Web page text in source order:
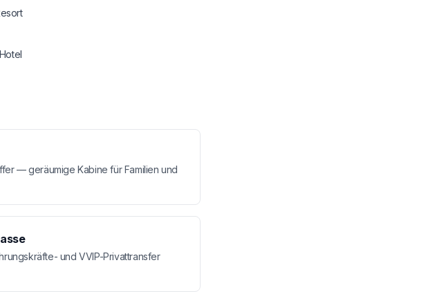
— geräumige Kabine für Familien und
und VVIP-Privattransfer